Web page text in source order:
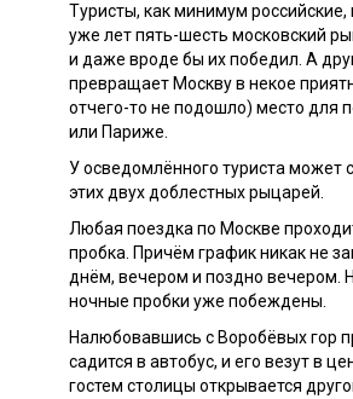
Туристы, как минимум
уже лет пять-шесть московский
и даже вроде бы их победил. А
превращает Москву в некое
отчего-то не подошло) место для
или Париже.
У осведомлённого туриста может
этих двух доблестных рыцарей.
Любая поездка по Москве
пробка. Причём график никак не
днём, вечером и поздно вечером.
ночные пробки уже побеждены.
Налюбовавшись с Воробёвых гор
садится в автобус, и его везут в
гостем столицы открывается